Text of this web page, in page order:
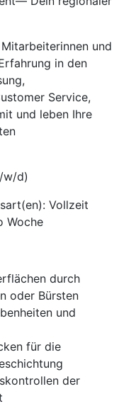
und
in den
Service,
und leben Ihre
w/d)
Vollzeit
Woche
durch
oder Bürsten
und
für die
der